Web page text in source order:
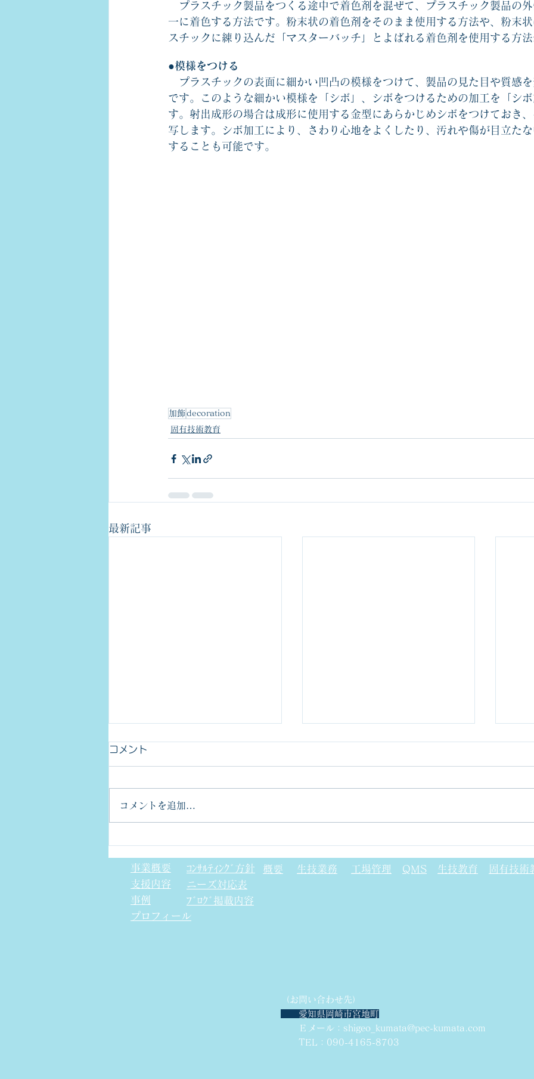
プラスチック製品をつくる途中で着色剤を混ぜて、プラスチック製品の
一に着色する方法です。粉末状の着色剤をそのまま使用する方法や、粉末
スチックに練り込んだ「マスターバッチ」とよばれる着色剤を使用する方法
●模様をつける
プラスチックの表面に細かい凹凸の模様をつけて、製品の見た目や質感
です。このような細かい模様を「シボ」、シボをつけるための加工を「シ
す。射出成形の場合は成形に使用する金型にあらかじめシボをつけておき
写します。シボ加工により、さわり心地をよくしたり、汚れや傷が目立た
することも可能です。
加飾 decoration
固有技術教育
最新記事
フォ
コメント
コメントを追加…
概要 生技業務 工場管理 QMS 生技教育 固有技術
事業概要
支援内容
事例
プロフィール
ｺﾝｻﾙﾃｨﾝｸﾞ方針
​ニーズ対応表
ﾌﾞﾛｸﾞ掲載内容
（お問い合わせ先）
愛知県岡崎市宮地町
Ｅメール： shigeo_kumata@pec-kumata.com
TEL：090-4165-8703